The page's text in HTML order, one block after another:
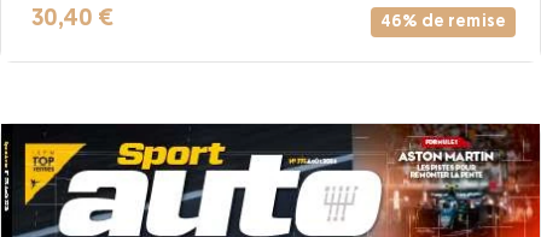
46% de remise
30,40 €